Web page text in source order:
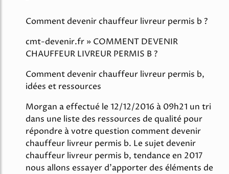
Comment devenir chauffeur livreur permis b ?
cmt-devenir.fr » COMMENT DEVENIR
CHAUFFEUR LIVREUR PERMIS B ?
Comment devenir chauffeur livreur permis b,
idées et ressources
Morgan a effectué le 12/12/2016 à 09h21 un tri
dans une liste des ressources de qualité pour
répondre à votre question comment devenir
chauffeur livreur permis b. Le sujet devenir
chauffeur livreur permis b, tendance en 2017
nous allons essayer d'apporter des éléments de